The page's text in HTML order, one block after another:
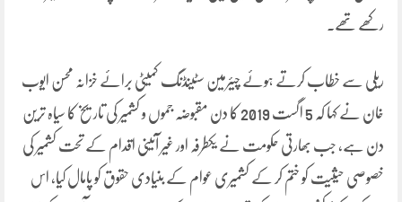
رکھے تھے۔
ریلی سے خطاب کرتے ہوئے چیئرمین سٹینڈنگ کمیٹی برائے خزانہ محسن ایوب
خان نے کہا کہ 5 اگست 2019 کا دن مقبوضہ جموں و کشمیر کی تاریخ کا سیاہ ترین
دن ہے، جب بھارتی حکومت نے یکطرفہ اور غیر آئینی اقدام کے تحت کشمیر کی
خصوصی حیثیت کو ختم کر کے کشمیری عوام کے بنیادی حقوق کو پامال کیا، اس